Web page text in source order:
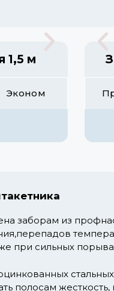
1,5 м
Эконом
заборам из
при сильных
полосам